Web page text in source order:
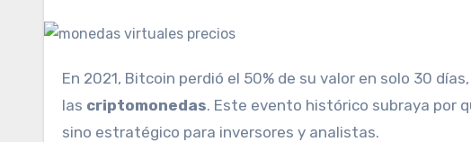
En 2021, Bitcoin perdió el 50% de su valor en solo 30 días, evidenciando la volatilidad extrema que caracteriza a
las criptomonedas. Este evento histórico subraya por
sino estratégico para inversores y analistas.